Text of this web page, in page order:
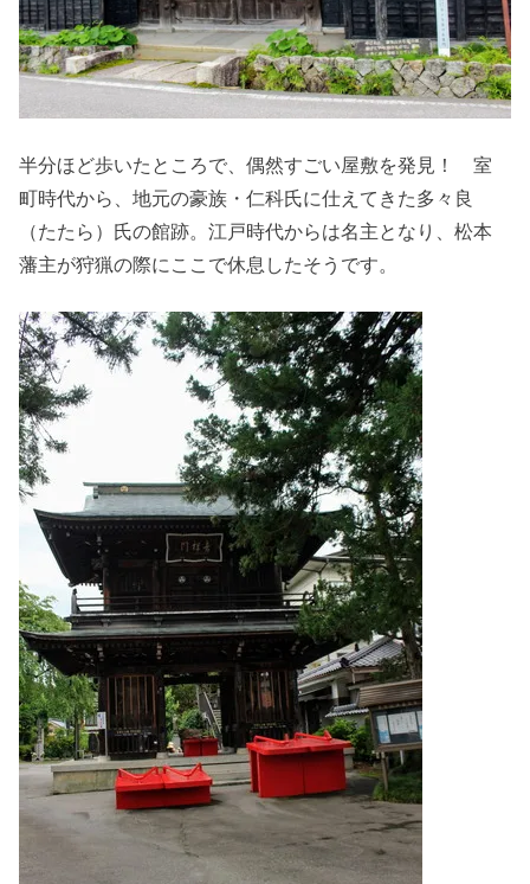
半分ほど歩いたところで、偶然すごい屋敷を発見！ 室
町時代から、地元の豪族・仁科氏に仕えてきた多々良
（たたら）氏の館跡。江戸時代からは名主となり、松本
藩主が狩猟の際にここで休息したそうです。